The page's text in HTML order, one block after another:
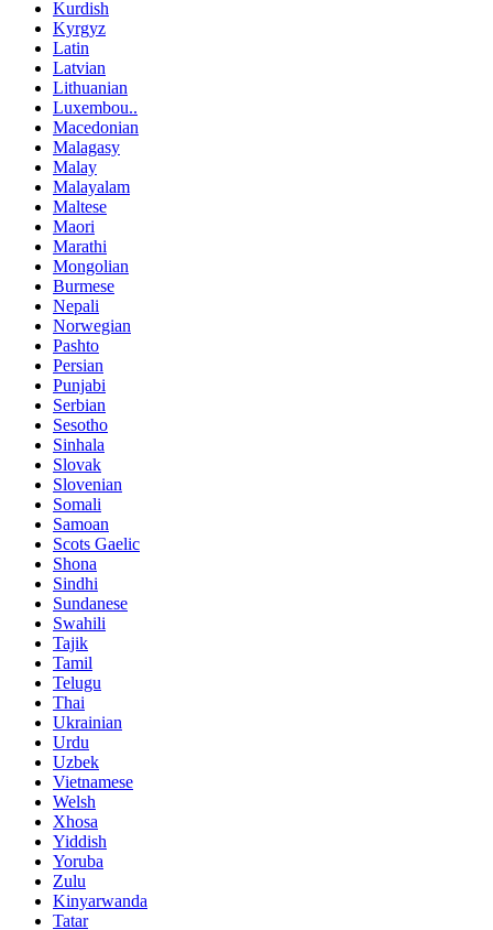
Kurdish
Kyrgyz
Latin
Latvian
Lithuanian
Luxembou..
Macedonian
Malagasy
Malay
Malayalam
Maltese
Maori
Marathi
Mongolian
Burmese
Nepali
Norwegian
Pashto
Persian
Punjabi
Serbian
Sesotho
Sinhala
Slovak
Slovenian
Somali
Samoan
Scots Gaelic
Shona
Sindhi
Sundanese
Swahili
Tajik
Tamil
Telugu
Thai
Ukrainian
Urdu
Uzbek
Vietnamese
Welsh
Xhosa
Yiddish
Yoruba
Zulu
Kinyarwanda
Tatar